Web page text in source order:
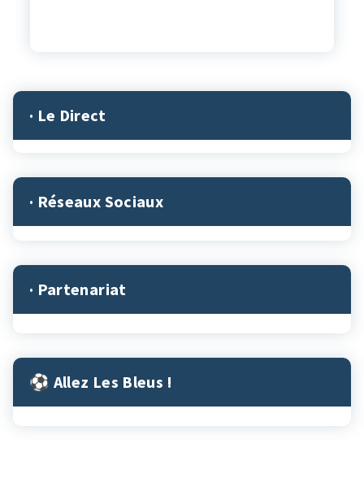
· Le Direct
· Réseaux Sociaux
· Partenariat
⚽︎ Allez Les Bleus !